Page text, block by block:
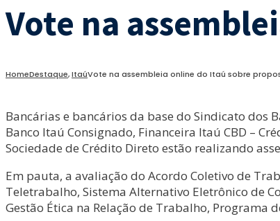
Vote na
HomeDestaque,ItaúVote na assembleia online do Itaú sobre
Bancárias e bancários da base do Sindicato dos
Banco Itaú Consignado, Financeira Itaú CBD –
Sociedade de Crédito Direto estão realizando
Em pauta, a avaliação do Acordo Coletivo de
Teletrabalho, Sistema Alternativo Eletrônico de
Gestão Ética na Relação de Trabalho, Programa